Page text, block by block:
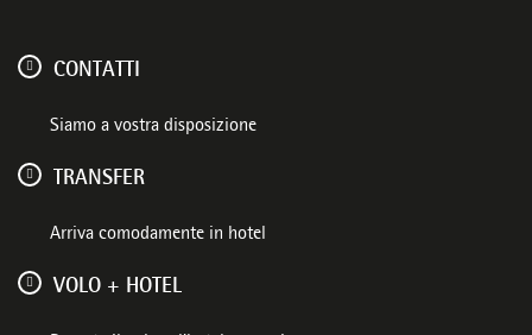
CONTATTI
Siamo a vostra disposizione
TRANSFER
Arriva comodamente in hotel
VOLO + HOTEL